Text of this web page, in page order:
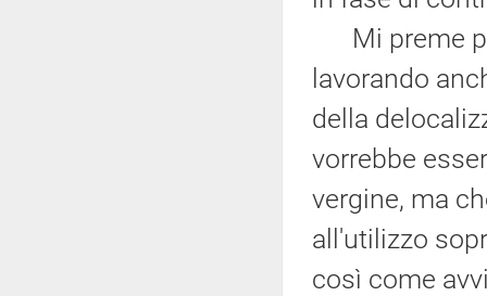
Mi preme
lavorando
della
vorrebbe
vergine, ma
all'utilizzo
così come